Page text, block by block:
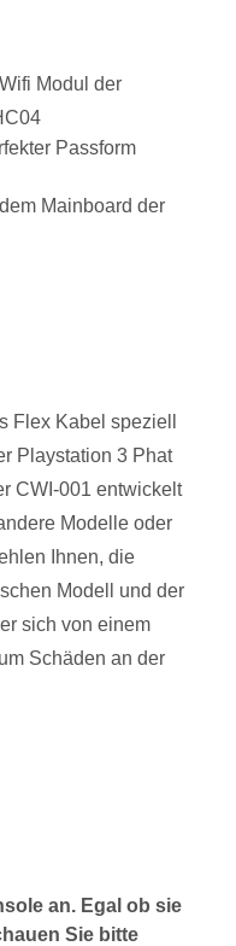
Modul der
Passform
Mainboard der
Flex Kabel speziell
Playstation 3 Phat
CWI-001 entwickelt
Modelle oder
Ihnen, die
Modell und der
sich von einem
Schäden an der
an. Egal ob sie
Sie bitte